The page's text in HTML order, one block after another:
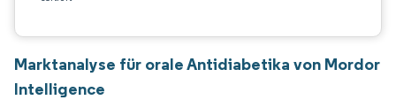
Marktanalyse für orale Antidiabetika von Mordor
Intelligence